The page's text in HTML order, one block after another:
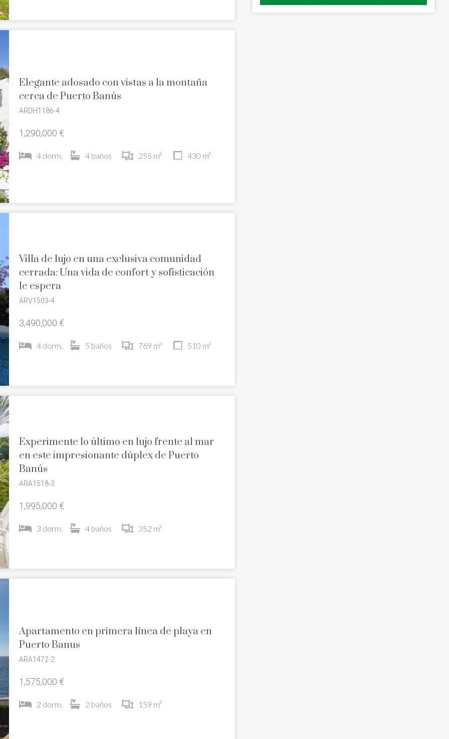
Elegante adosado con vistas a la montaña
cerca de Puerto Banús
ARDH1186-4
1,290,000 €
4 dorm. 4 baños 255 m² 430 m²
Villa de lujo en una exclusiva comunidad
cerrada: Una vida de confort y sofisticación
le espera
ARV1503-4
3,490,000 €
4 dorm. 5 baños 769 m² 510 m²
Experimente lo último en lujo frente al mar
en este impresionante dúplex de Puerto
Banús
ARA1518-3
1,995,000 €
3 dorm. 4 baños 352 m²
Apartamento en primera línea de playa en
Puerto Banus
ARA1472-2
1,575,000 €
2 dorm. 2 baños 159 m²